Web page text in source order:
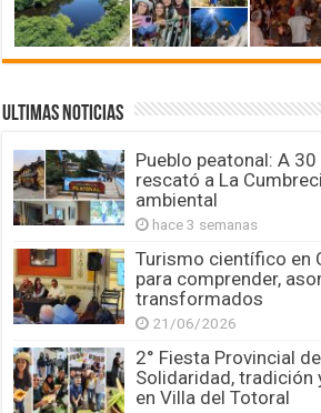
ULTIMAS NOTICIAS
Pueblo peatonal: A
rescató a La
ambiental
hace 3 semanas
Turismo científico en
para comprender,
transformados
21/06/2026
2° Fiesta Provincial
Solidaridad, tradición
en Villa del Totoral